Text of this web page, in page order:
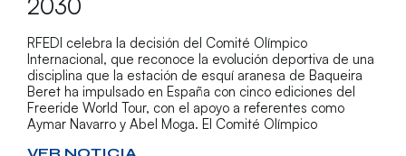
RFEDI celebra la decisión del Comité Olímpico
Internacional, que reconoce la evolución deportiva de una
disciplina que la estación de esquí aranesa de Baqueira
Beret ha impulsado en España con cinco ediciones del
Freeride World Tour, con el apoyo a referentes como
Aymar Navarro y Abel Moga. El Comité Olímpico
VER NOTICIA